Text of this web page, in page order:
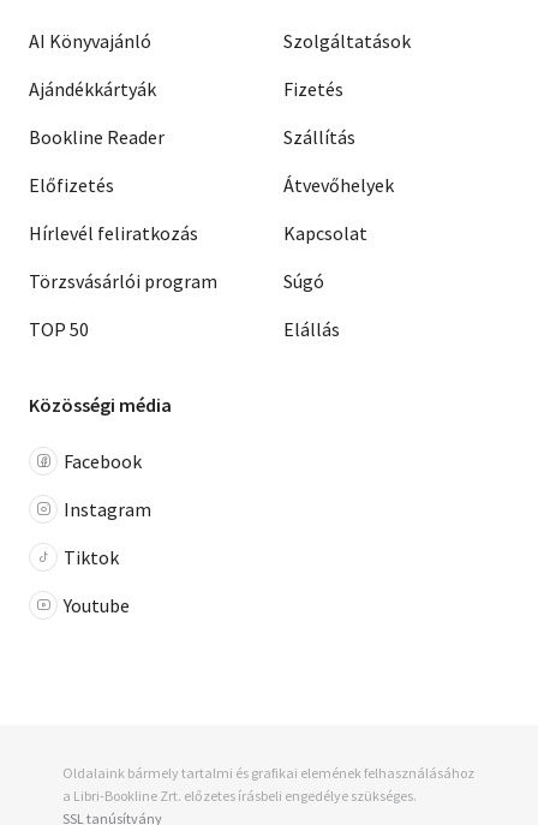
AI Könyvajánló
Ajándékkártyák
Bookline Reader
Előfizetés
Hírlevél feliratkozás
Törzsvásárlói program
TOP 50
Szolgáltatások
Fizetés
Szállítás
Átvevőhelyek
Kapcsolat
Súgó
Elállás
Közösségi média
Facebook
Instagram
Tiktok
Youtube
Oldalaink bármely tartalmi és grafikai elemének felhasználásához
a Libri-Bookline Zrt. előzetes írásbeli engedélye szükséges.
SSL tanúsítvány